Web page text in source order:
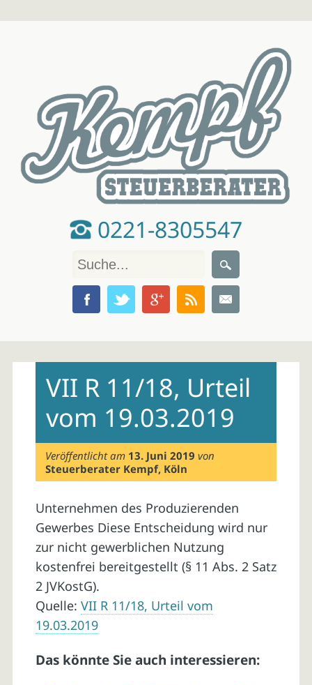
0221-8305547
contentVII R 11/18, Urteil
vom 19.03.2019
Veröffentlicht am 13. Juni 2019 von
Steuerberater Kempf, Köln
Unternehmen des Produzierenden
Gewerbes Diese Entscheidung wird nur
zur nicht gewerblichen Nutzung
kostenfrei bereitgestellt (§ 11 Abs. 2 Satz
2 JVKostG).
Quelle: VII R 11/18, Urteil vom
19.03.2019
Das könnte Sie auch interessieren: